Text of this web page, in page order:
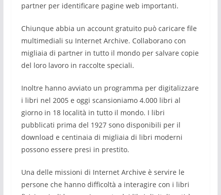
partner per identificare pagine web importanti.
Chiunque abbia un account gratuito può caricare file
multimediali su Internet Archive. Collaborano con
migliaia di partner in tutto il mondo per salvare copie
del loro lavoro in raccolte speciali.
Inoltre hanno avviato un programma per digitalizzare
i libri nel 2005 e oggi scansioniamo 4.000 libri al
giorno in 18 località in tutto il mondo. I libri
pubblicati prima del 1927 sono disponibili per il
download e centinaia di migliaia di libri moderni
possono essere presi in prestito.
Una delle missioni di Internet Archive è servire le
persone che hanno difficoltà a interagire con i libri